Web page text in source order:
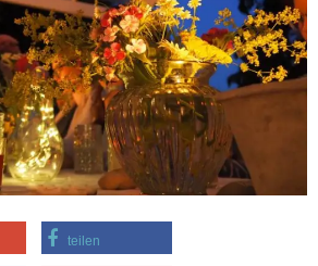
teilen